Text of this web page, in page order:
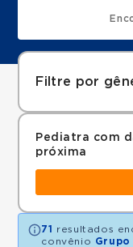
Filtre por
Pediatra com
próxima
71 resultados
convênio Grupo